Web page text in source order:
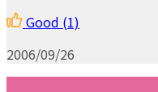
Good (1)
2006/09/26